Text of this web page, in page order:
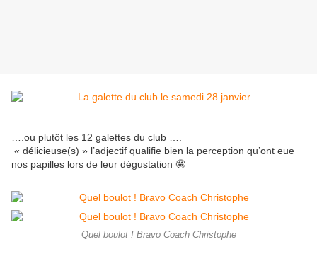
….ou plutôt les 12 galettes du club ….
« délicieuse(s) » l’adjectif qualifie bien la perception qu’ont eue
nos papilles lors de leur dégustation 🤩
Quel boulot ! Bravo Coach Christophe